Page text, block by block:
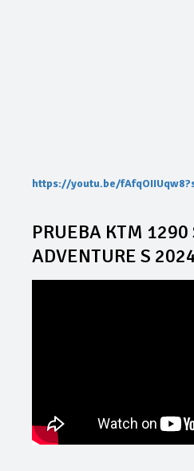
https://youtu.be/
PRUEBA KTM 1290
ADVENTURE S